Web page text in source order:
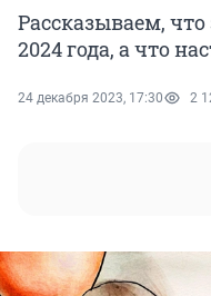
Рассказываем,
2024 года, а что
24 декабря 2023, 17:30 2